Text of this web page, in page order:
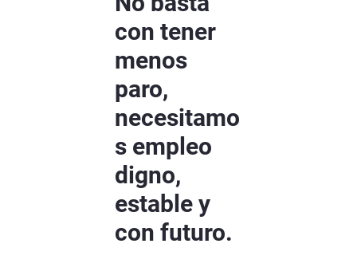
con tener
menos
paro,
necesitamo
s empleo
digno,
estable y
con futuro.